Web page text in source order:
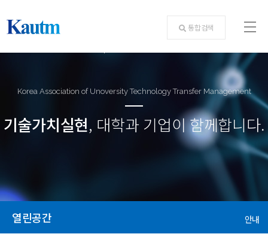
통합검색
안내
Korea Association of Unoversity Technology Transfer Management
기술가치실현, 대학과 기업이 함께합니다.
열린공간